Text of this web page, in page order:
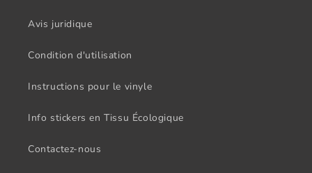
Avis juridique
Condition d'utilisation
Instructions pour le vinyle
Info stickers en Tissu Écologique
Contactez-nous